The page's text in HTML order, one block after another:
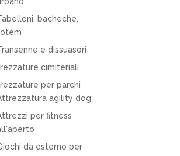
bacheche,
e dissuasori
cimiteriali
per parchi
agility dog
per fitness
da esterno per